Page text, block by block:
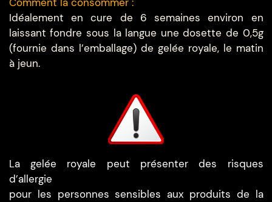
Idéalement en cure de 6 semaines environ en
laissant fondre sous la langue une dosette de 0,5g
(fournie dans l’emballage) de gelée royale, le matin
à jeun.
La gelée royale peut présenter des risques
d’allergie
pour les personnes sensibles aux produits de la